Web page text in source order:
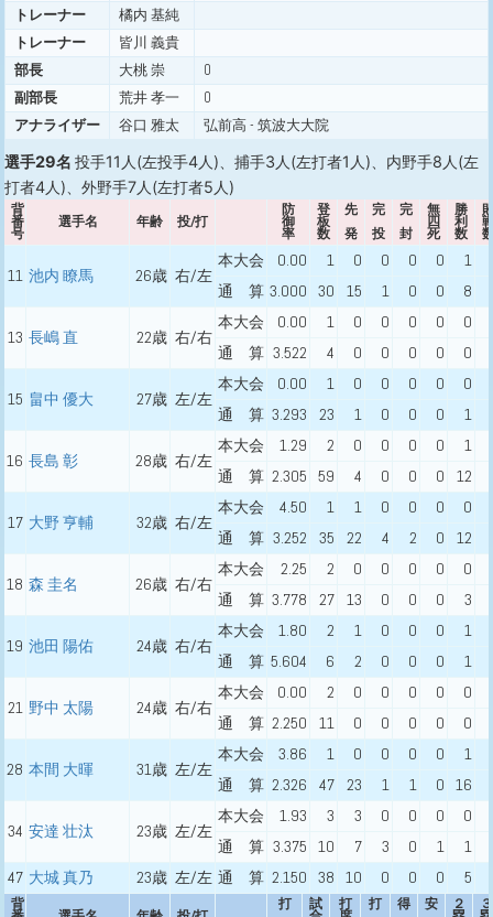
トレーナー
橘内 基純
トレーナー
皆川 義貴
部長
大桃 崇
0
副部長
荒井 孝一
0
アナライザー
谷口 雅太
弘前高 - 筑波大大院
選手29名 投手11人(左投手4人)、捕手3人(左打者1人)、内野手8人(左
打者4人)、外野手7人(左打者5人)
背
番
号
選手名 年齢 投/打
防
御
率
登
板
数
先
発
完
投
完
封
無
四
死
勝
利
数
11 池内 瞭馬 26歳 右/左
本大会 0.00 1 0 0 0 0 1
通 算 3.000 30 15 1 0 0 8
13 長嶋 直 22歳 右/右
本大会 0.00 1 0 0 0 0 0
通 算 3.522 4 0 0 0 0 0
15 畠中 優大 27歳 左/左
本大会 0.00 1 0 0 0 0 0
通 算 3.293 23 1 0 0 0 1
16 長島 彰 28歳 右/左
本大会 1.29 2 0 0 0 0 1
通 算 2.305 59 4 0 0 0 12
17 大野 亨輔 32歳 右/左
本大会 4.50 1 1 0 0 0 0
通 算 3.252 35 22 4 2 0 12
18 森 圭名 26歳 右/右
本大会 2.25 2 0 0 0 0 0
通 算 3.778 27 13 0 0 0 3
19 池田 陽佑 24歳 右/右
本大会 1.80 2 1 0 0 0 1
通 算 5.604 6 2 0 0 0 1
21 野中 太陽 24歳 右/右
本大会 0.00 2 0 0 0 0 0
通 算 2.250 11 0 0 0 0 0
28 本間 大暉 31歳 左/左
本大会 3.86 1 0 0 0 0 1
通 算 2.326 47 23 1 1 0 16
34 安達 壮汰 23歳 左/左
本大会 1.93 3 3 0 0 0 0
通 算 3.375 10 7 3 0 1 1
47 大城 真乃 23歳 左/左 通 算 2.150 38 10 0 0 0 5
背 打 試 打 打 得 安 ２ ３